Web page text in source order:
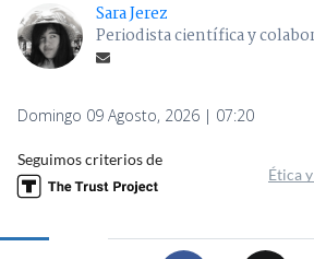
Sara Jerez
Periodista científica y
Domingo 09 Agosto, 2026 | 07:20
Seguimos criterios de
Ética